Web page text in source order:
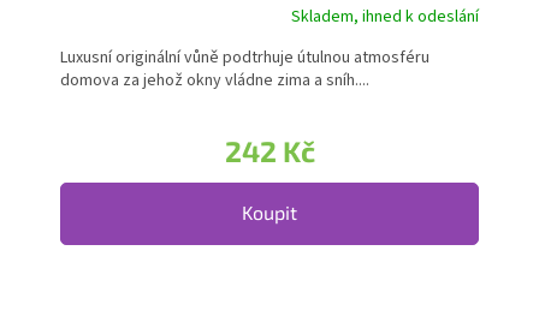
Skladem, ihned k odeslání
242 Kč
Koupit
Luxusní originální vůně podtrhuje útulnou atmosféru
domova za jehož okny vládne zima a sníh....